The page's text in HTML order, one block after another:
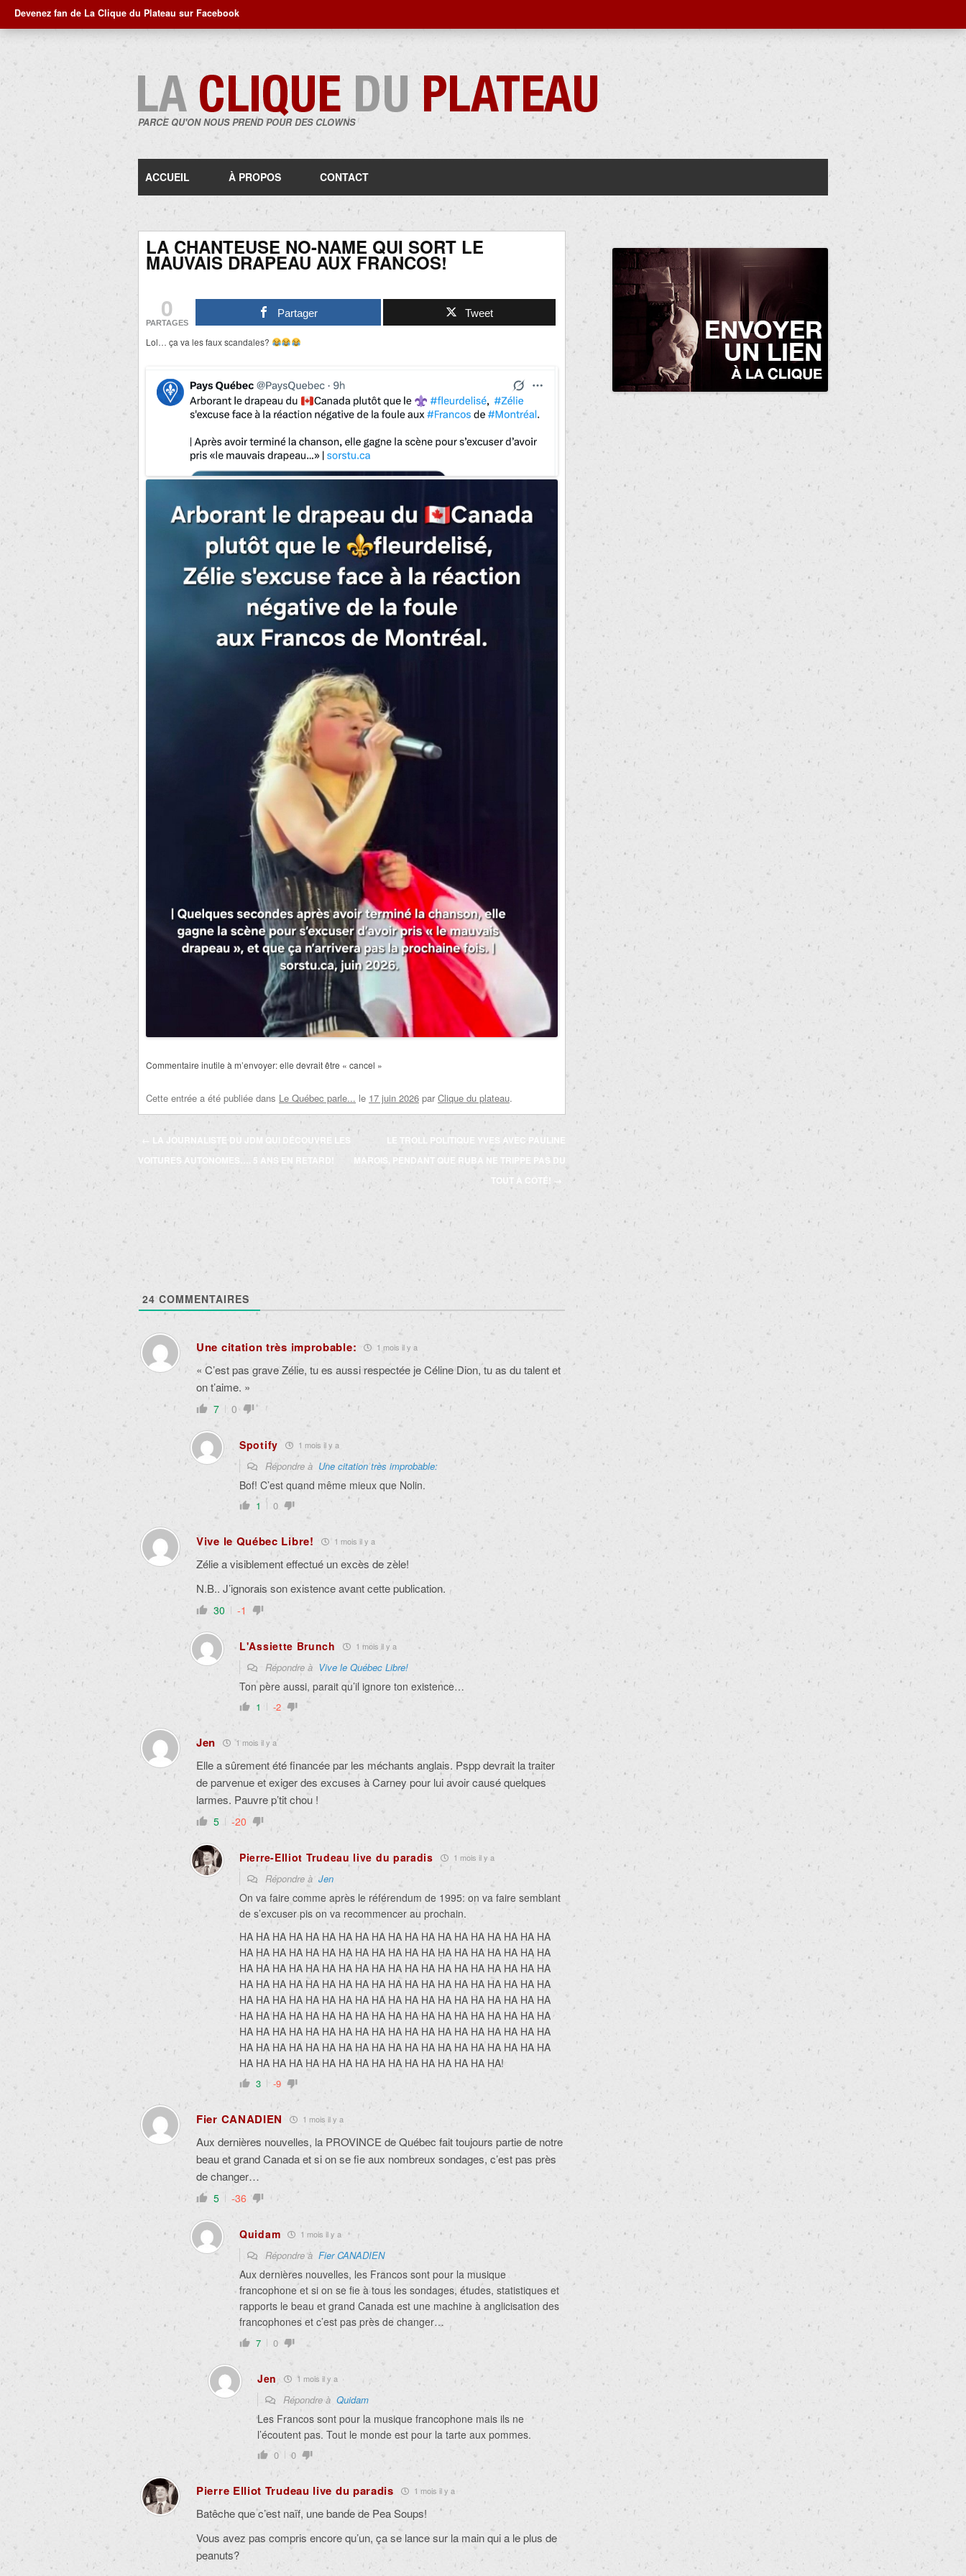
Devenez fan de La Clique du Plateau sur Facebook
PARCE QU'ON NOUS PREND POUR DES CLOWNS
au
ACCUEIL À PROPOS CONTACT
LA CHANTEUSE NO-NAME QUI SORT LE
MAUVAIS DRAPEAU AUX FRANCOS!
0
PARTAGES
Partager Tweet
Lol… ça va les faux scandales?
Commentaire inutile à m’envoyer: elle devrait être « cancel »
Cette entrée a été publiée dans Le Québec parle... le 17 juin 2026 par Clique du plateau.
Navigation
des
articles
← LA JOURNALISTE DU JDM QUI DÉCOUVRE LES
VOITURES AUTONOMES…. 5 ANS EN RETARD!
LE TROLL POLITIQUE YVES AVEC PAULINE
MAROIS, PENDANT QUE RUBA NE TRIPPE PAS DU
TOUT À CÔTÉ! →
24 COMMENTAIRES
Une citation très improbable: 1 mois il y a
« C’est pas grave Zélie, tu es aussi respectée je Céline Dion, tu as du talent et
on t’aime. »
7 0
Spotify 1 mois il y a
Répondre à Une citation très improbable:
Bof! C’est quand même mieux que Nolin.
1 0
Vive le Québec Libre! 1 mois il y a
Zélie a visiblement effectué un excès de zèle!
N.B.. J’ignorais son existence avant cette publication.
30 -1
L'Assiette Brunch 1 mois il y a
Répondre à Vive le Québec Libre!
Ton père aussi, parait qu’il ignore ton existence…
1 -2
Jen 1 mois il y a
Elle a sûrement été financée par les méchants anglais. Pspp devrait la traiter
de parvenue et exiger des excuses à Carney pour lui avoir causé quelques
larmes. Pauvre p’tit chou !
5 -20
Pierre-Elliot Trudeau live du paradis 1 mois il y a
Répondre à Jen
On va faire comme après le référendum de 1995: on va faire semblant
de s’excuser pis on va recommencer au prochain.
HA HA HA HA HA HA HA HA HA HA HA HA HA HA HA HA HA HA HA
HA HA HA HA HA HA HA HA HA HA HA HA HA HA HA HA HA HA HA
HA HA HA HA HA HA HA HA HA HA HA HA HA HA HA HA HA HA HA
HA HA HA HA HA HA HA HA HA HA HA HA HA HA HA HA HA HA HA
HA HA HA HA HA HA HA HA HA HA HA HA HA HA HA HA HA HA HA
HA HA HA HA HA HA HA HA HA HA HA HA HA HA HA HA HA HA HA
HA HA HA HA HA HA HA HA HA HA HA HA HA HA HA HA HA HA HA
HA HA HA HA HA HA HA HA HA HA HA HA HA HA HA HA HA HA HA
HA HA HA HA HA HA HA HA HA HA HA HA HA HA HA HA!
3 -9
Fier CANADIEN 1 mois il y a
Aux dernières nouvelles, la PROVINCE de Québec fait toujours partie de notre
beau et grand Canada et si on se fie aux nombreux sondages, c’est pas près
de changer…
5 -36
Quidam 1 mois il y a
Répondre à Fier CANADIEN
Aux dernières nouvelles, les Francos sont pour la musique
francophone et si on se fie à tous les sondages, études, statistiques et
rapports le beau et grand Canada est une machine à anglicisation des
francophones et c’est pas près de changer…
7 0
Jen 1 mois il y a
Répondre à Quidam
Les Francos sont pour la musique francophone mais ils ne
l’écoutent pas. Tout le monde est pour la tarte aux pommes.
0 0
Pierre Elliot Trudeau live du paradis 1 mois il y a
Batêche que c’est naïf, une bande de Pea Soups!
Vous avez pas compris encore qu’un, ça se lance sur la main qui a le plus de
peanuts?